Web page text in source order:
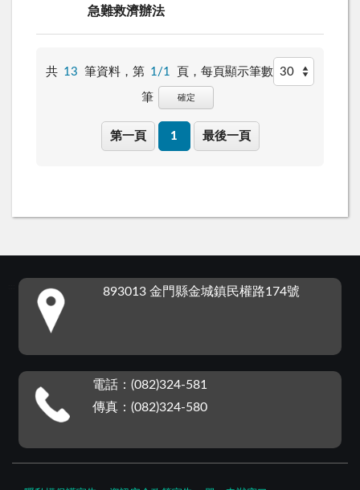
急難救濟辦法
共 13 筆資料，第 1/1 頁， 每頁顯示筆數
筆 確定
第一頁 1 最後一頁
893013 金門縣金城鎮民權路174號
電話：(082)324-581
傳真：(082)324-580